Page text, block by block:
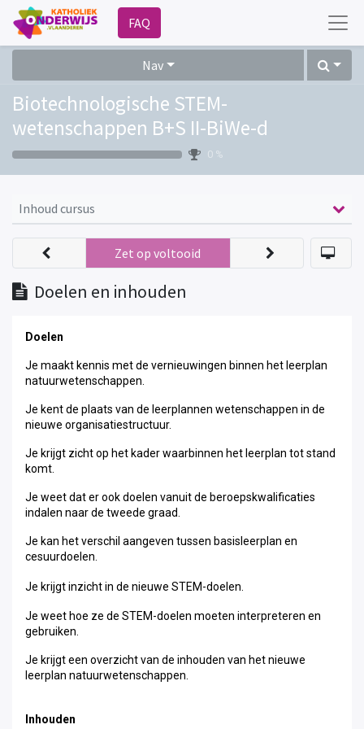
FAQ
Nav
Biotechnologische STEM-
wetenschappen B+S II-BiWe-d
0 %
Inhoud cursus
Doelen en inhouden
Zet op voltooid
Doelen
Je maakt kennis met de vernieuwingen binnen het leerplan
natuurwetenschappen.
Je kent de plaats van de leerplannen wetenschappen in de
nieuwe organisatiestructuur.
Je krijgt zicht op het kader waarbinnen het leerplan tot stand
komt.
Je weet dat er ook doelen vanuit de beroepskwalificaties
indalen naar de tweede graad.
Je kan het verschil aangeven tussen basisleerplan en
cesuurdoelen.
Je krijgt inzicht in de nieuwe STEM-doelen.
Je weet hoe ze de STEM-doelen moeten interpreteren en
gebruiken.
Je krijgt een overzicht van de inhouden van het nieuwe
leerplan natuurwetenschappen.
Inhouden